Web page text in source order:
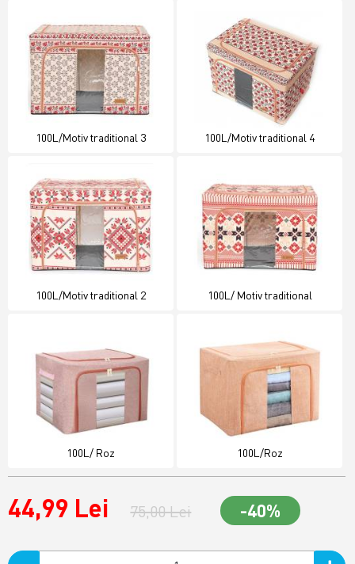
100L/Motiv traditional 3 100L/Motiv traditional 4
100L/Motiv traditional 2 100L/ Motiv traditional
100L/ Roz 100L/Roz
44,99 Lei 75,00 Lei -40%